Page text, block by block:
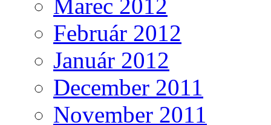
Marec 2012
Február 2012
Január 2012
December 2011
November 2011